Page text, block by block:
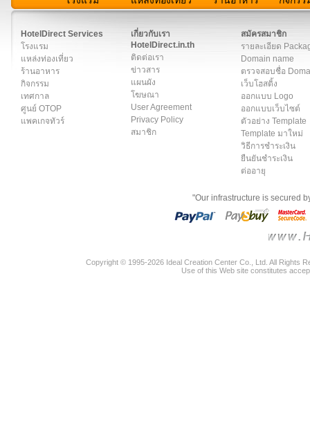
HotelDirect Services
โรงแรม
แหล่งท่องเที่ยว
ร้านอาหาร
กิจกรรม
เทศกาล
ศูนย์ OTOP
แพคเกจทัวร์
เกี่ยวกับเรา
HotelDirect.in.th
ติดต่อเรา
ข่าวสาร
แผนผัง
โฆษณา
User Agreement
Privacy Policy
สมาชิก
สมัครสมาชิก
รายละเอียด
Domain name
ตรวจสอบชื่อ
เว็บโฮสติ้ง
ออกแบบ Logo
ออกแบบเว็บไซต์
ตัวอย่าง Template
Template มาใหม่
วิธีการชำระเงิน
ยืนยันชำระเงิน
ต่ออายุ
"Our infrastructure is secured
Copyright © 1995-2026 Ideal Creation Center Co., Ltd. All Rights
Use of this Web site constitutes